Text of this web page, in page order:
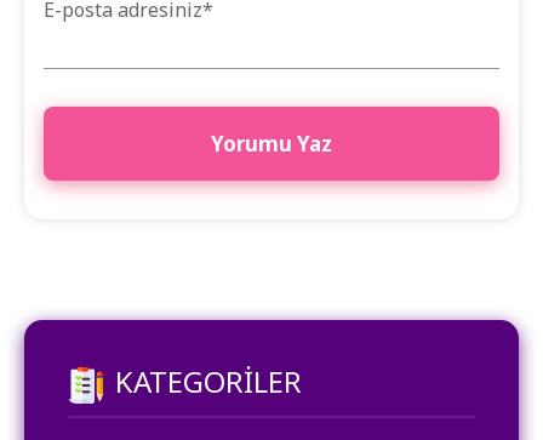
E-posta adresiniz*
KATEGORILER